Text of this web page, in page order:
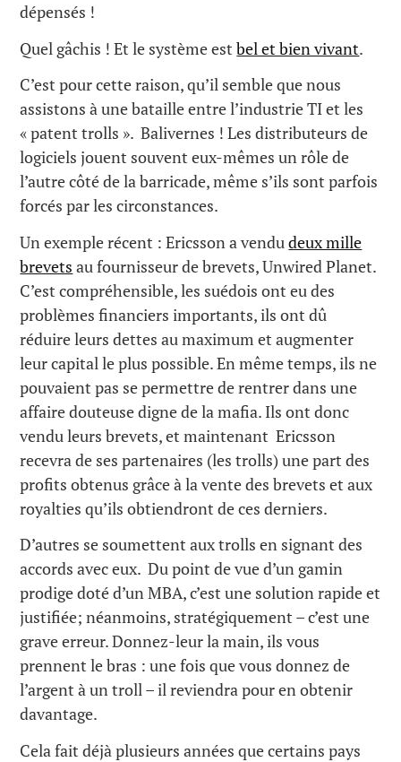
dépensés !
Quel gâchis ! Et le système estbel et bien vivant.
C’est pour cette raison, qu’il semble que nous
assistons à une bataille entre l’industrie TI et les
« patent trolls ». Balivernes ! Les distributeurs de
logiciels jouent souvent eux-mêmes un rôle de
l’autre côté de la barricade, même s’ils sont parfois
forcés par les circonstances.
Un exemple récent : Ericsson a vendudeux mille
brevets au fournisseur de brevets, Unwired Planet.
C’est compréhensible, les suédois ont eu des
problèmes financiers importants, ils ont dû
réduire leurs dettes au maximum et augmenter
leur capital le plus possible. En même temps, ils ne
pouvaient pas se permettre de rentrer dans une
affaire douteuse digne de la mafia. Ils ont donc
vendu leurs brevets, et maintenant Ericsson
recevra de ses partenaires (les trolls) une part des
profits obtenus grâce à la vente des brevets et aux
royalties qu’ils obtiendront de ces derniers.
D’autres se soumettent aux trolls en signant des
accords avec eux. Du point de vue d’un gamin
prodige doté d’un MBA, c’est une solution rapide et
justifiée; néanmoins, stratégiquement – c’est une
grave erreur. Donnez-leur la main, ils vous
prennent le bras : une fois que vous donnez de
l’argent à un troll – il reviendra pour en obtenir
davantage.
Cela fait déjà plusieurs années que certains pays